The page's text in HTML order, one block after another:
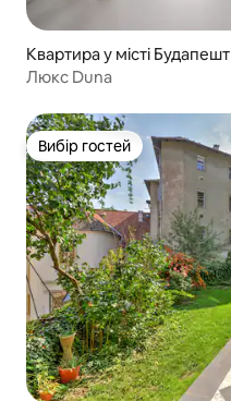
Квартира у місті Будапешт
Люкс Duna
Вибір гостей
Вибір гостей